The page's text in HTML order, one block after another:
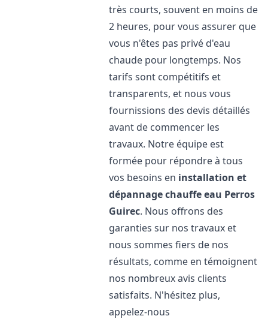
très courts, souvent en moins de
2 heures, pour vous assurer que
vous n'êtes pas privé d'eau
chaude pour longtemps. Nos
tarifs sont compétitifs et
transparents, et nous vous
fournissions des devis détaillés
avant de commencer les
travaux. Notre équipe est
formée pour répondre à tous
vos besoins en installation et
dépannage chauffe eau Perros
Guirec. Nous offrons des
garanties sur nos travaux et
nous sommes fiers de nos
résultats, comme en témoignent
nos nombreux avis clients
satisfaits. N'hésitez plus,
appelez-nous